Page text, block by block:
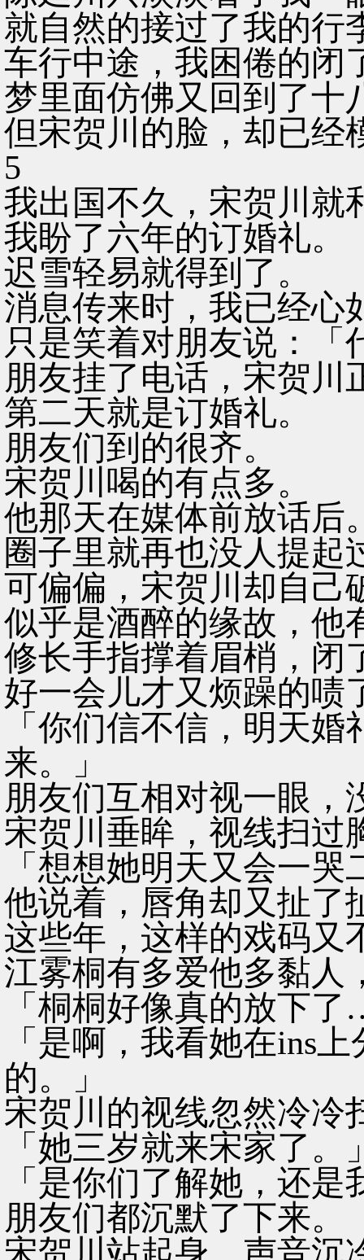
就自然的接过了我的行
车行中途，我困倦的闭
梦里面仿佛又回到了十
但宋贺川的脸，却已经
5
我出国不久，宋贺川就
我盼了六年的订婚礼。
迟雪轻易就得到了。
消息传来时，我已经心
只是笑着对朋友说：「
朋友挂了电话，宋贺川
第二天就是订婚礼。
朋友们到的很齐。
宋贺川喝的有点多。
他那天在媒体前放话后
圈子里就再也没人提起
可偏偏，宋贺川却自己
似乎是酒醉的缘故，他
修长手指撑着眉梢，闭
好一会儿才又烦躁的啧
「你们信不信，明天
来。」
朋友们互相对视一眼，
宋贺川垂眸，视线扫过
「想想她明天又会一
他说着，唇角却又扯了
这些年，这样的戏码又
江雾桐有多爱他多黏人
「桐桐好像真的放下
「是啊，我看她在ins
的。」
宋贺川的视线忽然冷冷
「她三岁就来宋家了。
「是你们了解她，还是
朋友们都沉默了下来。